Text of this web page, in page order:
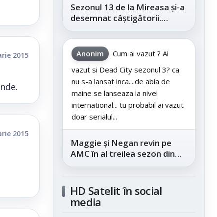
2015
2015
Sezonul 13 de la Mireasa și-a
desemnat câștigătorii.
Telespectatorii au decis care
este...
Anonim
Cum ai vazut ? Ai
vazut si Dead City sezonul 3? ca
nu s-a lansat inca....de abia de
maine se lanseaza la nivel
international... tu probabil ai vazut
doar serialul...
Maggie și Negan revin pe
AMC în al treilea sezon din
„The Walking Dead: Dead
HD Satelit în social
media